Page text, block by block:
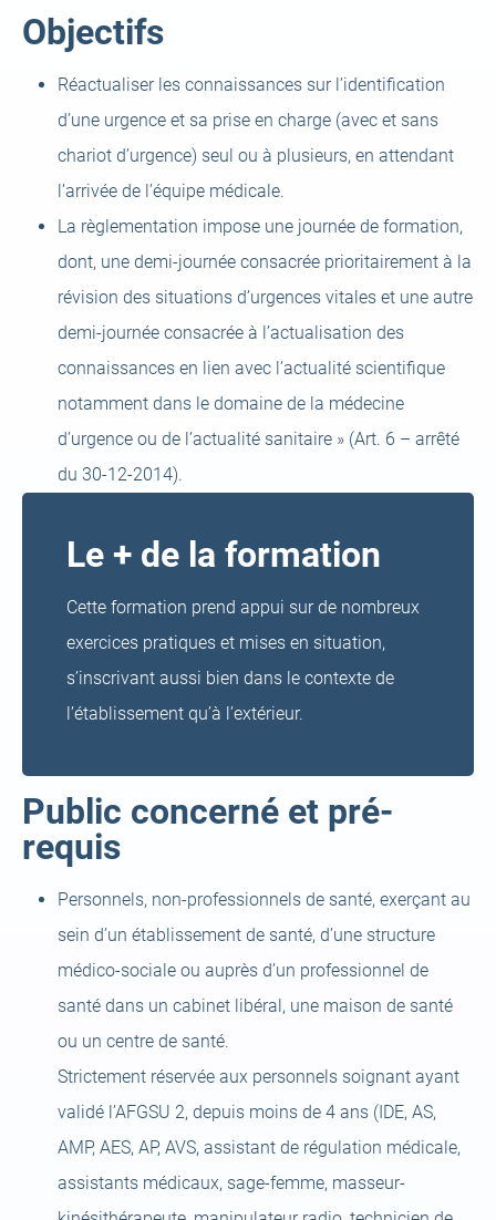
Objectifs
Réactualiser les connaissances sur l’identification
d’une urgence et sa prise en charge (avec et sans
chariot d’urgence) seul ou à plusieurs, en attendant
l’arrivée de l’équipe médicale.
La règlementation impose une journée de formation,
dont, une demi-journée consacrée prioritairement à la
révision des situations d’urgences vitales et une autre
demi-journée consacrée à l’actualisation des
connaissances en lien avec l’actualité scientifique
notamment dans le domaine de la médecine
d’urgence ou de l’actualité sanitaire » (Art. 6 – arrêté
du 30-12-2014).
Le + de la formation
Cette formation prend appui sur de nombreux
exercices pratiques et mises en situation,
s’inscrivant aussi bien dans le contexte de
l’établissement qu’à l’extérieur.
Public concerné et pré-
requis
Personnels, non-professionnels de santé, exerçant au
sein d’un établissement de santé, d’une structure
médico-sociale ou auprès d’un professionnel de
santé dans un cabinet libéral, une maison de santé
ou un centre de santé.
Strictement réservée aux personnels soignant ayant
validé l’AFGSU 2, depuis moins de 4 ans (IDE, AS,
AMP, AES, AP, AVS, assistant de régulation médicale,
assistants médicaux, sage-femme, masseur-